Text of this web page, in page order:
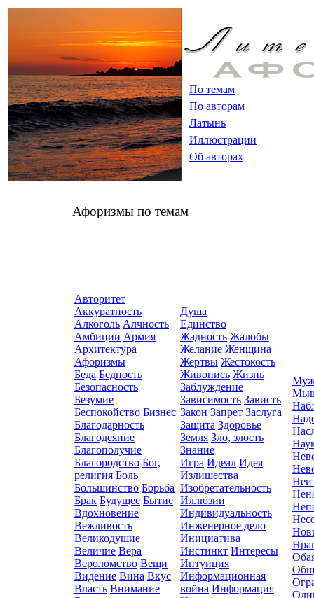
По темам
По авторам
Латынь
Иллюстрации
Об авторах
Афоризмы по темам
Авторитет
Аккуратность
Алкоголь Алчность
Амбиции Армия
Архитектура
Афоризмы
Беда Бедность
Безопасность
Безумие
Беспокойство Бизнес
Благодарность
Благодеяние
Благополучие
Благородство Бог,
религия Боль
Большинство Борьба
Брак Будущее Бытие
Вдохновение
Вежливость
Великодушие
Величие Вера
Вероломство Вещи
Видение Вина Вкус
Власть Внимание
Душа
Единство
Жадность Жалобы
Желание Женщина
Жертвы Жестокость
Живопись Жизнь
Заблуждение
Зависимость Зависть
Закон Запрет Заслуга
Защита Здоровье
Земля Зло, злость
Знание
Игра Идеал Идея
Излишества
Изобретательность
Иллюзии
Индивидуальность
Инженерное дело
Инициатива
Инстинкт Интересы
Интуиция
Информационная
война Информация